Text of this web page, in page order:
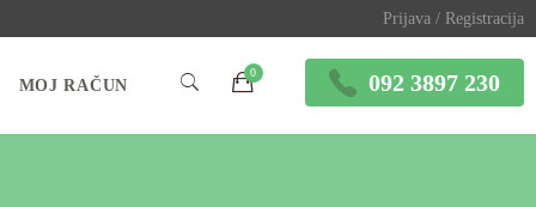
Prijava / Registracija
MOJ RAČUN 092 3897 230